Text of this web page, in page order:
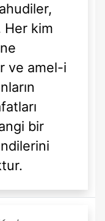
Her kim
ve amel-i
bir